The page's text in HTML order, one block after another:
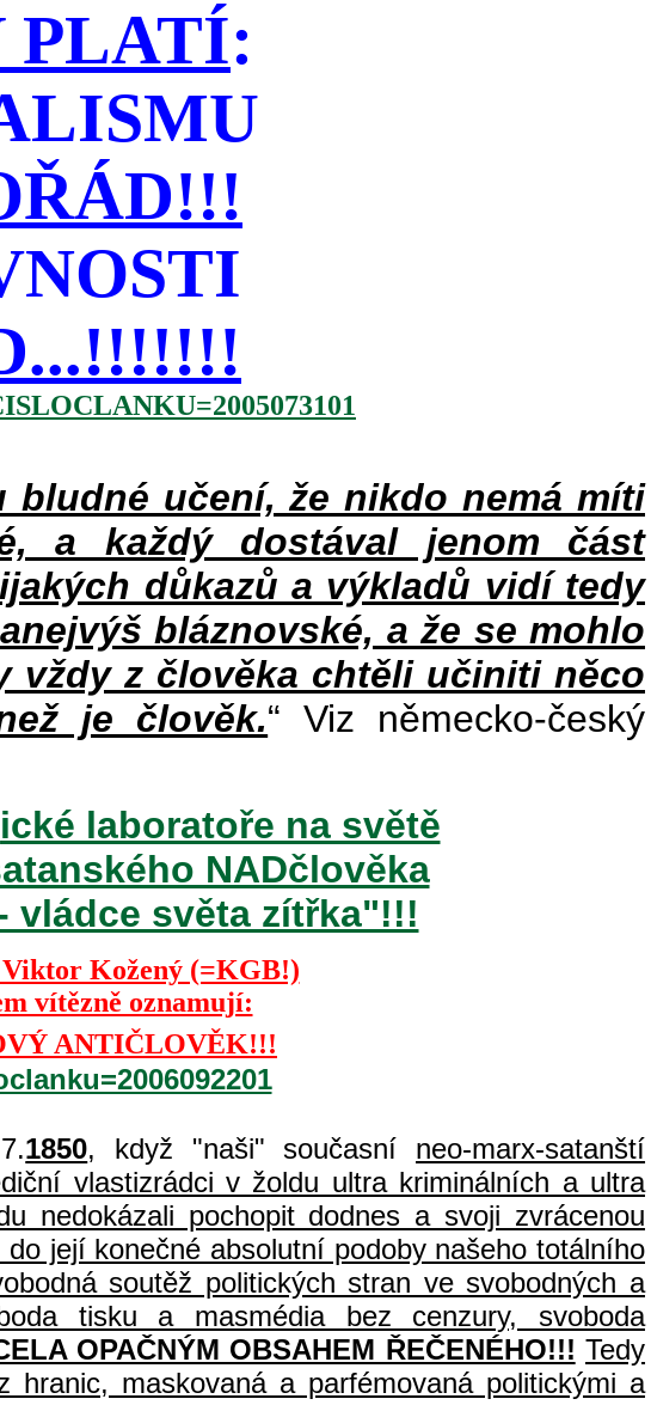
PLATÍ:
bludné učení, že nikdo nemá míti
a každý dostával jenom část
důkazů a výkladů vidí tedy
bláznovské, a že se mohlo
vždy z člověka chtěli učiniti něco
je člověk.“ Viz německo-český
laboratoře na světě
NADčlověka
vládce světa zítřka"!!!
Kožený (=KGB!)
vítězně oznamují:
ANTIČLOVĚK!!!
1850, když "naši" současní neo-marx-satanští
vlastizrádci v žoldu ultra kriminálních a ultra
nedokázali pochopit dodnes a svoji zvrácenou
její konečné absolutní podoby našeho totálního
soutěž politických stran ve svobodných a
tisku a masmédia bez cenzury, svoboda
OPAČNÝM OBSAHEM ŘEČENÉHO!!! Tedy
maskovaná a parfémovaná politickými a